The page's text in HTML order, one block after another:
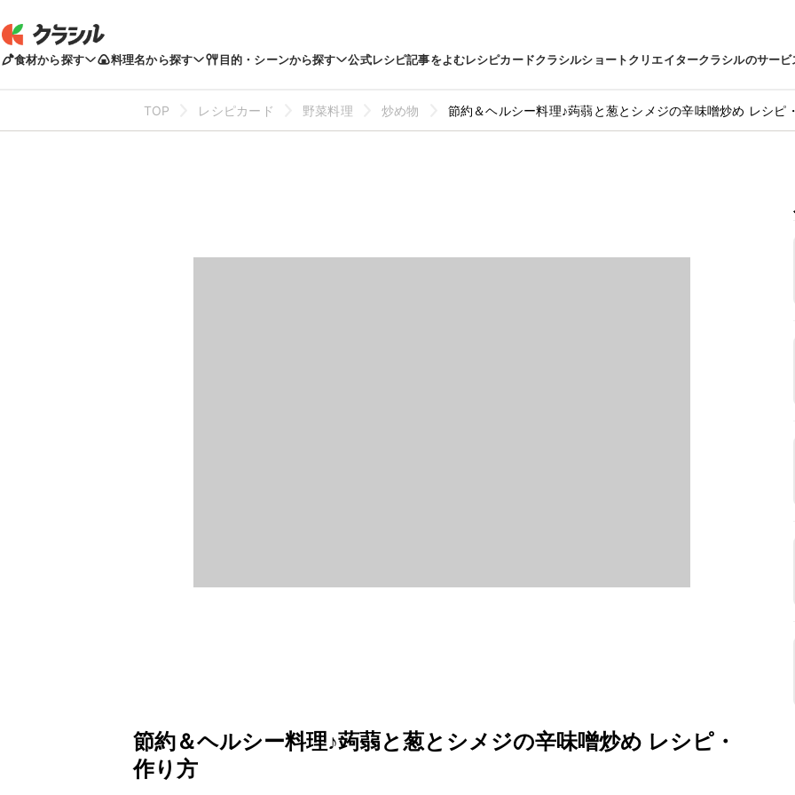
食材から探す 料理名から探す 目的・シーンから探す 公式レシピ記事をよむレシピカードクラシルショートクリエイタークラシルのサービ
TOP レシピカード 野菜料理 炒め物 節約＆ヘルシー料理♪蒟蒻と葱とシメジの辛味噌炒め レシピ
節約＆ヘルシー料理♪蒟蒻と葱とシメジの辛味噌炒め レシピ・
作り方